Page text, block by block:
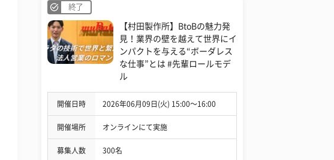
終了
【村田製作所】BtoBの魅力発
見！業界の壁を越えて世界にイ
ンパクトを与える“ボーダレス
な仕事”とは #先輩ロールモデ
ル
開催日時 2026年06月09日(火) 15:00〜16:00
開催場所 オンラインにて実施
募集人数 300名